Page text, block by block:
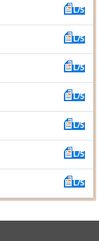
L/5
L/5
L/5
L/5
L/5
L/5
L/5